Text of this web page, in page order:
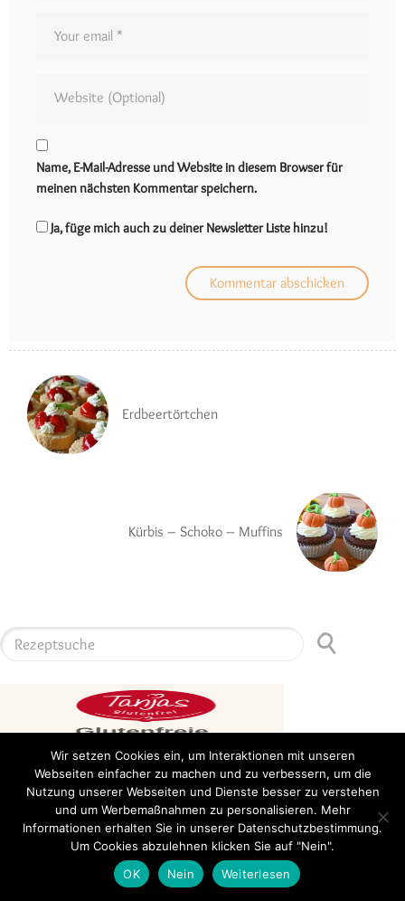
Name, E-Mail-Adresse und Website in diesem Browser für
meinen nächsten Kommentar speichern.
Ja, füge mich auch zu deiner Newsletter Liste hinzu!
Erdbeertörtchen
Kürbis – Schoko – Muffins
Wir setzen Cookies ein, um Interaktionen mit unseren
Webseiten einfacher zu machen und zu verbessern, um die
Nutzung unserer Webseiten und Dienste besser zu verstehen
und um Werbemaßnahmen zu personalisieren. Mehr
Informationen erhalten Sie in unserer Datenschutzbestimmung.
Um Cookies abzulehnen klicken Sie auf "Nein".
OK
Nein Weiterlesen